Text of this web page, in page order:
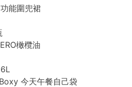
能圍兜裙
橄欖油
今天午餐自己袋